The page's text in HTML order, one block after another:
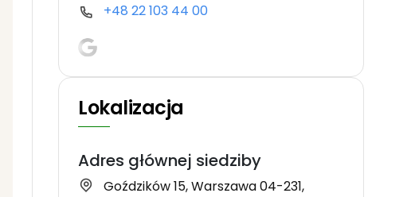
+48 22 103 44 00
Lokalizacja
Adres głównej siedziby
Goździków 15, Warszawa 04-231,